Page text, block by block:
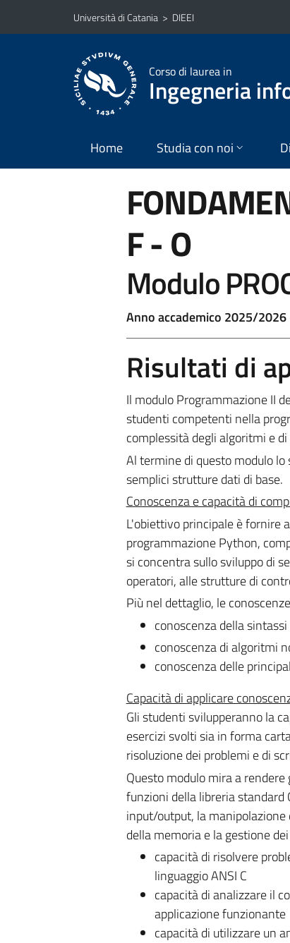
Vai al contenuto principale
Vai al menu di navigazione
Università di Catania > DIEEI
Corso di laurea in
Ingegneria
Home Studia con noi
F - O
Modulo
Anno accademico 2025/2026
Risultati di
Il modulo Programmazione II
studenti competenti nella
complessità degli algoritmi e
Al termine di questo modulo lo
semplici strutture dati di base.
Conoscenza e capacità di
L'obiettivo principale è fornire
programmazione Python,
si concentra sullo sviluppo di
operatori, alle strutture di
Più nel dettaglio, le
conoscenza della
conoscenza di algoritmi
conoscenza delle
Capacità di applicare
Gli studenti svilupperanno la
esercizi svolti sia in forma
risoluzione dei problemi e di
Questo modulo mira a
funzioni della libreria standard
input/output, la
della memoria e la gestione
capacità di risolvere
linguaggio ANSI C
capacità di analizzare il
applicazione funzionante
capacità di utilizzare un